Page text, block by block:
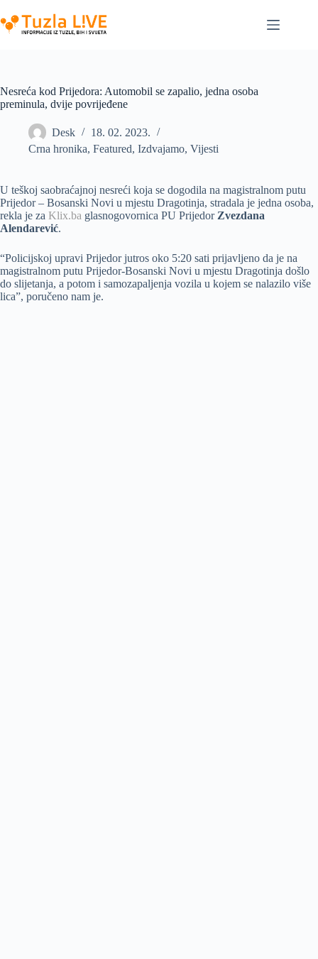
to
content
Nesreća kod Prijedora: Automobil se zapalio, jedna osoba
preminula, dvije povrijeđene
Desk
18. 02. 2023.
Crna hronika, Featured, Izdvajamo, Vijesti
U teškoj saobraćajnoj nesreći koja se dogodila na magistralnom putu
Prijedor – Bosanski Novi u mjestu Dragotinja, stradala je jedna osoba,
rekla je za Klix.ba glasnogovornica PU Prijedor Zvezdana
Alendarević.
“Policijskoj upravi Prijedor jutros oko 5:20 sati prijavljeno da je na
magistralnom putu Prijedor-Bosanski Novi u mjestu Dragotinja došlo
do slijetanja, a potom i samozapaljenja vozila u kojem se nalazilo više
lica”, poručeno nam je.